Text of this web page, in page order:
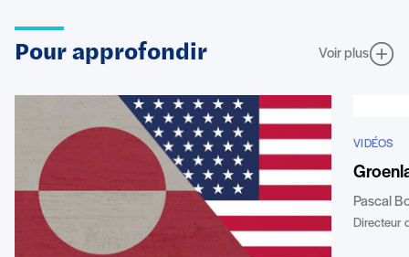
Pour approfondir Voir plus
VIDÉOS
Pascal
Directeur